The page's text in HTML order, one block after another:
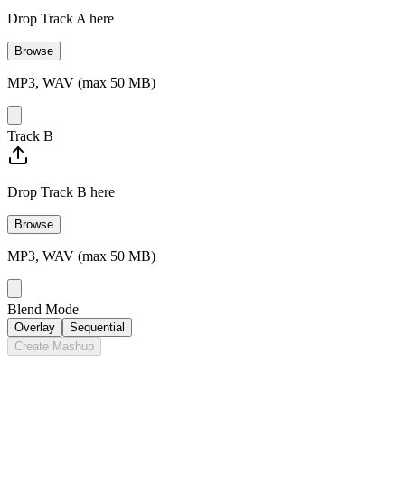
Drop Track A here
Browse
MP3, WAV (max 50 MB)
Track B
Drop Track B here
Browse
MP3, WAV (max 50 MB)
Blend Mode
Overlay
Sequential
Create Mashup